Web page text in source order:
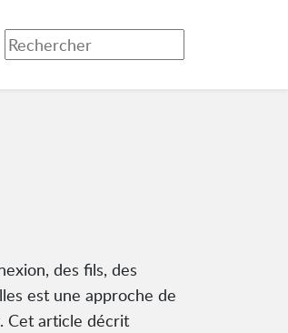
des fils, des
est une approche de
Cet article décrit